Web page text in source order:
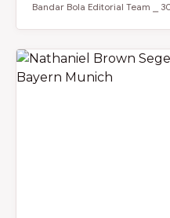
Bandar Bola Editorial Team ⎯